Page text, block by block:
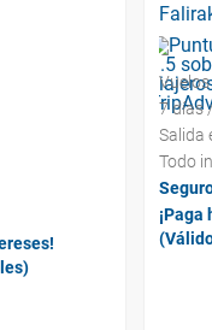
7 días
Salida
Todo